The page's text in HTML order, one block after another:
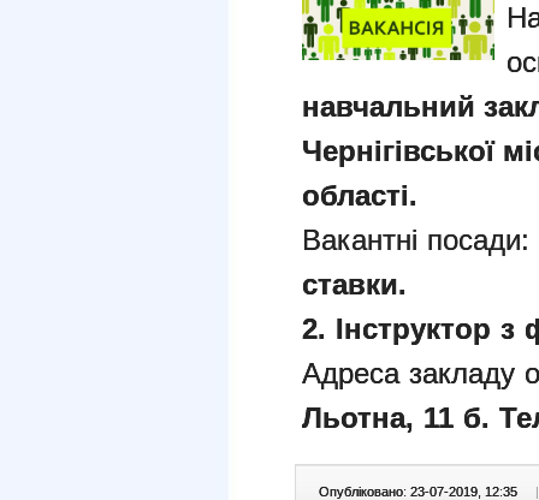
навчальний
Чернігівської
області.
Вакантні посади:
ставки.
2. Інструктор з
Адреса закладу
Льотна, 11 б.
Опубліковано: 23-07-2019, 12:35 |